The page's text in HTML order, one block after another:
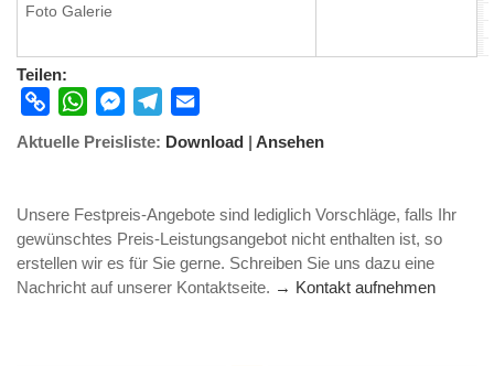
Foto Galerie
Teilen:
Copy
WhatsAppMessenger
Telegram
Aktuelle Preisliste: Download | Ansehen
Unsere Festpreis-Angebote sind lediglich Vorschläge, falls Ihr
gewünschtes Preis-Leistungsangebot nicht enthalten ist, so
erstellen wir es für Sie gerne. Schreiben Sie uns dazu eine
Nachricht auf unserer Kontaktseite. → Kontakt aufnehmen